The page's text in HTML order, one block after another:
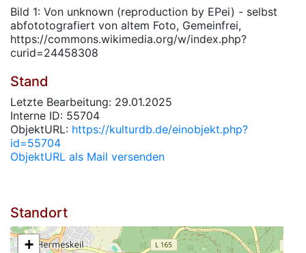
Bild 1: Von unknown (reproduction by EPei) - selbst
abfototografiert von altem Foto, Gemeinfrei,
https://commons.wikimedia.org/w/index.php?
curid=24458308
Stand
Letzte Bearbeitung: 29.01.2025
Interne ID: 55704
ObjektURL: https://kulturdb.de/einobjekt.php?
id=55704
ObjektURL als Mail versenden
Standort
+